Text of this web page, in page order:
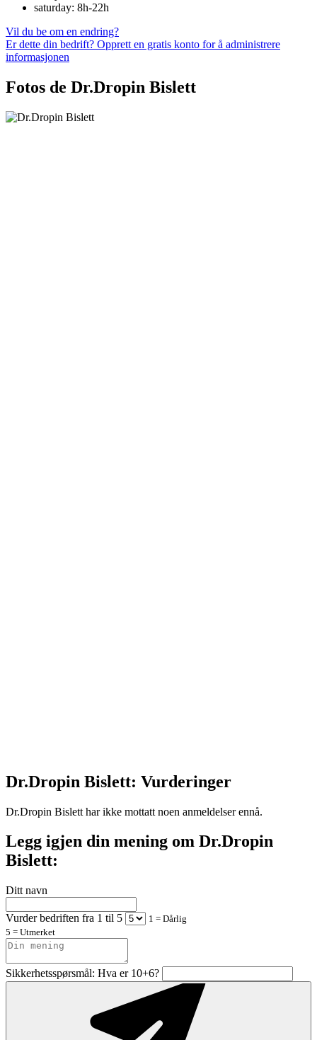
saturday: 8h-22h
Vil du be om en endring?
Er dette din bedrift? Opprett en gratis konto for å administrere
informasjonen
Fotos de Dr.Dropin Bislett
Dr.Dropin Bislett: Vurderinger
Dr.Dropin Bislett har ikke mottatt noen anmeldelser ennå.
Legg igjen din mening om Dr.Dropin
Bislett:
Ditt navn
Vurder bedriften fra 1 til 5
1 = Dårlig
5 = Utmerket
Sikkerhetsspørsmål: Hva er 10+6?